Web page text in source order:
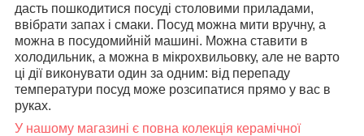
дасть пошкодитися посуді столовими приладами,
ввібрати запах і смаки. Посуд можна мити вручну, а
можна в посудомийній машині. Можна ставити в
холодильник, а можна в мікрохвильовку, але не варто
ці дії виконувати один за одним: від перепаду
температури посуд може розсипатися прямо у вас в
руках.
У нашому магазині є повна колекція керамічної